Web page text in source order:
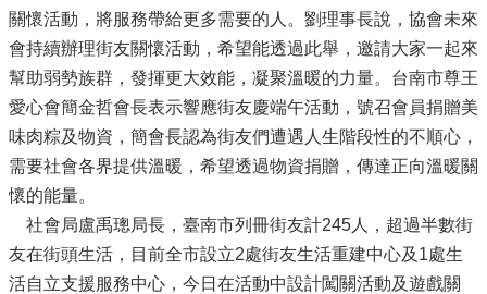
關懷活動，將服務帶給更多需要的人。劉理事長說，協會未來
會持續辦理街友關懷活動，希望能透過此舉，邀請大家一起來
幫助弱勢族群，發揮更大效能，凝聚溫暖的力量。台南市尊王
愛心會簡金哲會長表示響應街友慶端午活動，號召會員捐贈美
味肉粽及物資，簡會長認為街友們遭遇人生階段性的不順心，
需要社會各界提供溫暖，希望透過物資捐贈，傳達正向溫暖關
懷的能量。
社會局盧禹璁局長，臺南市列冊街友計245人，超過半數街
友在街頭生活，目前全市設立2處街友生活重建中心及1處生
活自立支援服務中心，今日在活動中設計闖關活動及遊戲關